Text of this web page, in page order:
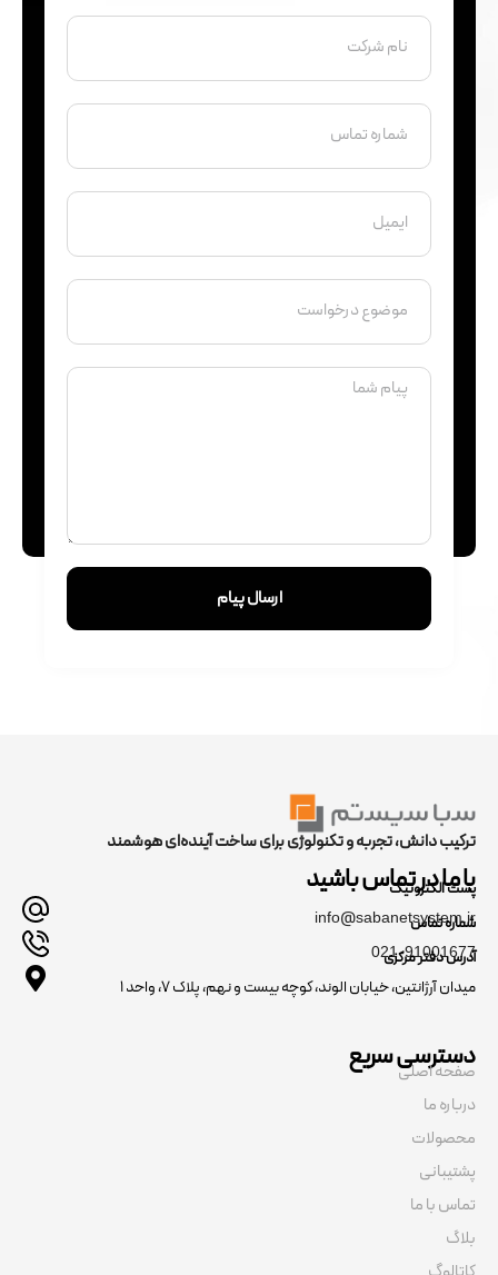
ارسال پیام
ترکیب دانش، تجربه و تکنولوژی برای ساخت آینده‌ای هوشمند
با ما در تماس باشید
پست الکترونیک
info@sabanetsystem.ir
شماره تماس
021-91001677
آدرس دفتر مرکزی
میدان آرژانتین، خیابان الوند، کوچه بیست و نهم، پلاک ۷، واحد ۱
دسترسی سریع
صفحه اصلی
درباره ما
محصولات
پشتیبانی
تماس با ما
بلاگ